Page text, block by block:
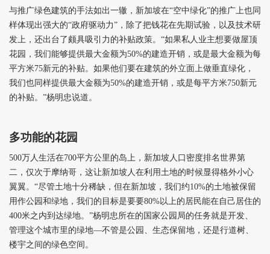
与推广绿色建筑的手法如出一辙，新加坡在“空中绿化”的推广上也同
样体现出强大的“政府驱动力”，除了把钱花在先期试验，以及技术研
发上，还出台了颇具吸引力的补贴政策。“如果私人业主想要做屋顶
花园，我们能够提供最大金额为50%的建造开销，或是最大金额为每
平方米75新元的补贴。如果他们要在建筑的外立面上做垂直绿化，
我们也同样提供最大金额为50%的建造开销，或是每平方米750新元
的补贴。”杨明忠说道。
多功能的花园
500万人生活在700平方公里的岛上，新加坡人口密度排名世界第
二，仅次于摩纳哥，这让新加坡人在利用土地的时候显得格外小心
翼翼。“尽管土地十分稀缺，但在新加坡，我们约10%的土地被保留
用作公园和绿地，我们的目标是要要80%以上的居民能在自己居住的
400米之内到达绿地。”杨明忠所在的国家公园局的任务就是开发、
管理这个城市里的绿地—不管是公园、生态保留地，还是行道树、
楼宇之间的绿色空间。